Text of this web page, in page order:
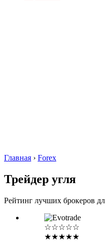
Главная › Forex
Трейдер угля
Рейтинг лучших брокеров
☆☆☆☆☆
★★★★★